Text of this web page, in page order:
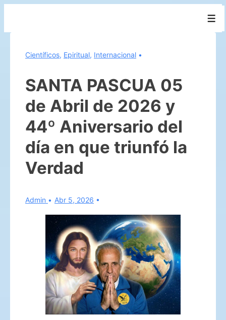
contenidoCientíficos, Epiritual, Internacional
SANTA PASCUA 05
de Abril de 2026 y
44º Aniversario del
día en que triunfó la
Verdad
Admin Abr 5, 2026